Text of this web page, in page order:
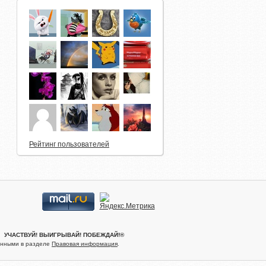
гражданин»
Рейтинг пользователей
УЧАСТВУЙ! ВЫИГРЫВАЙ! ПОБЕЖДАЙ!®
в разделе Правовая информация